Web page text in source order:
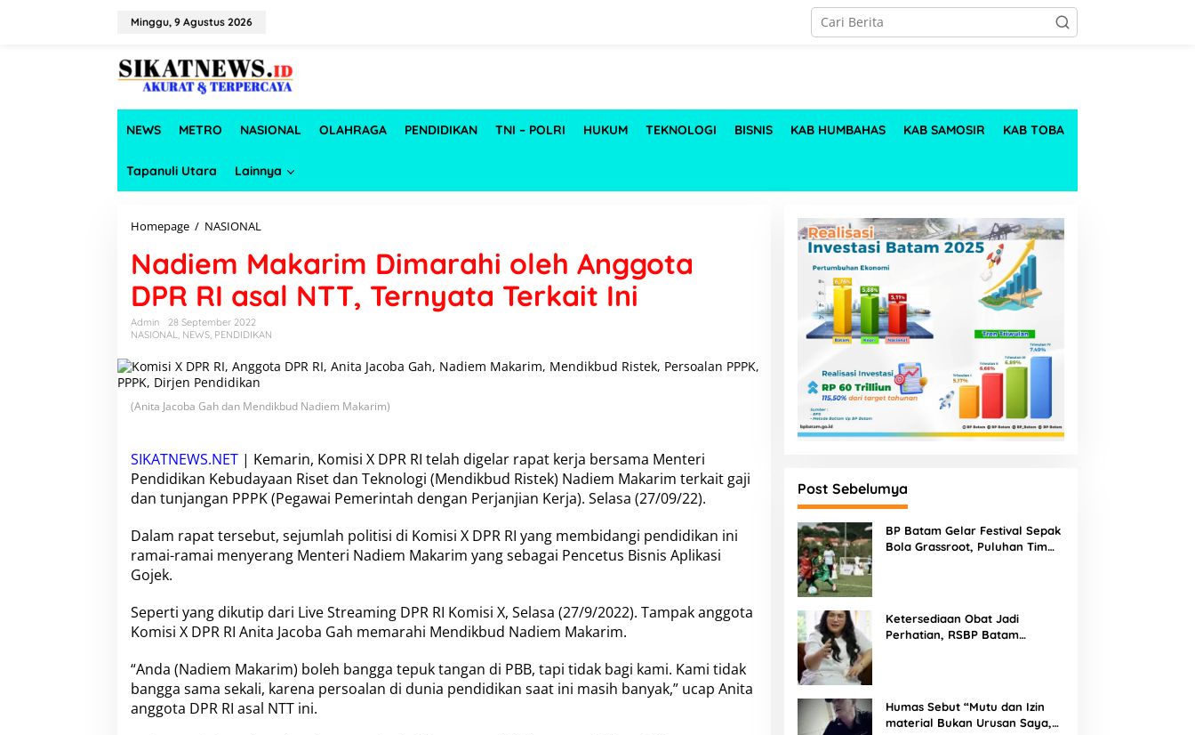
Minggu, 9 Agustus 2026
NEWS METRO NASIONAL OLAHRAGA PENDIDIKAN TNI – POLRI HUKUM TEKNOLOGI BISNIS KAB HUMBAHAS KAB SAMOSIR KAB TOBA
Tapanuli Utara Lainnya
Homepage / NASIONAL
d
i
e
m
a
a
i
i
m
a
r
h
i
o
h
A
n
g
o
t
Nadiem Makarim Dimarahi oleh Anggota
DPR RI asal NTT, Ternyata Terkait Ini
Admin
28 September 2022
NASIONAL, NEWS, PENDIDIKAN
(Anita Jacoba Gah dan Mendikbud Nadiem Makarim)
SIKATNEWS.NET | Kemarin, Komisi X DPR RI telah digelar rapat kerja bersama Menteri
Pendidikan Kebudayaan Riset dan Teknologi (Mendikbud Ristek) Nadiem Makarim terkait gaji
dan tunjangan PPPK(Pegawai Pemerintah dengan Perjanjian Kerja). Selasa (27/09/22).
Dalam rapat tersebut, sejumlah politisi di Komisi X DPR RI yang membidangi pendidikan ini
ramai-ramai menyerang Menteri Nadiem Makarim yang sebagai Pencetus Bisnis Aplikasi
Gojek.
Seperti yang dikutip dari Live Streaming DPR RI Komisi X, Selasa (27/9/2022). Tampak anggota
Komisi X DPR RI Anita Jacoba Gah memarahi Mendikbud Nadiem Makarim.
“Anda (Nadiem Makarim) boleh bangga tepuk tangan di PBB, tapi tidak bagi kami. Kami tidak
bangga sama sekali, karena persoalan di dunia pendidikan saat ini masih banyak,” ucap Anita
anggota DPR RI asal NTT ini.
Post Sebelumya
BP Batam Gelar Festival Sepak
Bola Grassroot, Puluhan Tim
Ketersediaan Obat Jadi
Perhatian, RSBP Batam
Humas Sebut “Mutu dan Izin
material Bukan Urusan Saya,